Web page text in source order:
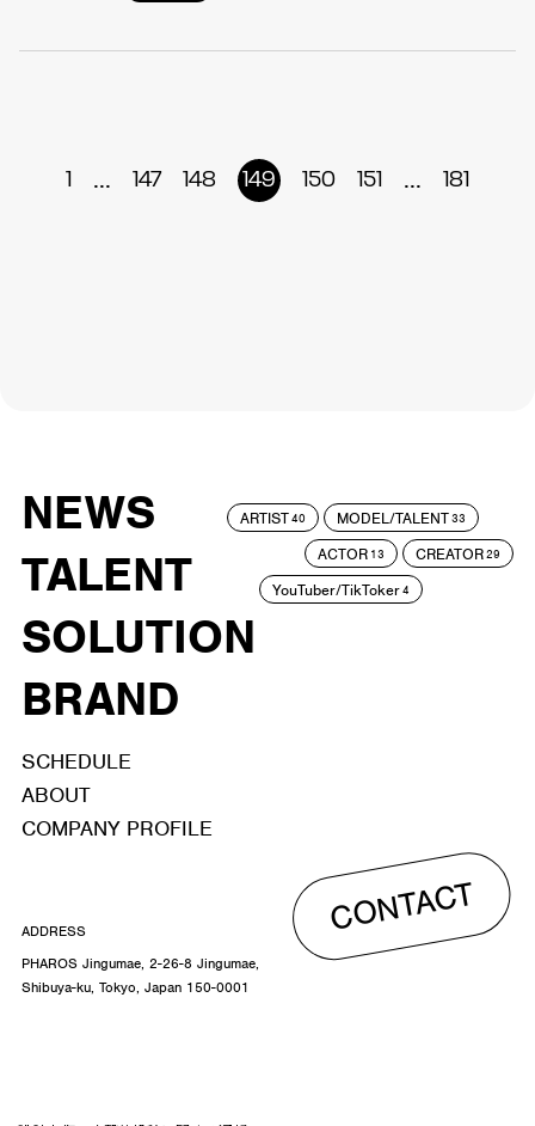
1 ... 147 148 149 150 151 ... 181
NEWS
TALENT
SOLUTION
BRAND
ARTIST40 MODEL/TALENT33
ACTOR 13 CREATOR29
YouTuber/TikToker4
SCHEDULE
ABOUT
COMPANY PROFILE
CONTACT
ADDRESS
PHAROS Jingumae, 2-26-8 Jingumae,
Shibuya-ku, Tokyo, Japan 150-0001